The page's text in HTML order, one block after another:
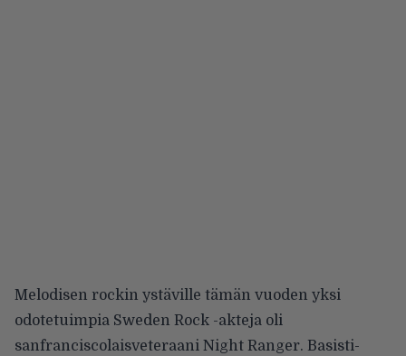
Melodisen rockin ystäville tämän vuoden yksi
odotetuimpia Sweden Rock -akteja oli
sanfranciscolaisveteraani Night Ranger. Basisti-